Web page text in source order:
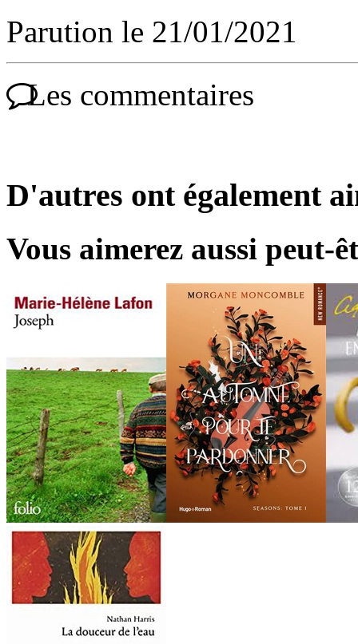
Parution le 21/01/2021
Les commentaires
D'autres ont également
Vous aimerez aussi peut-